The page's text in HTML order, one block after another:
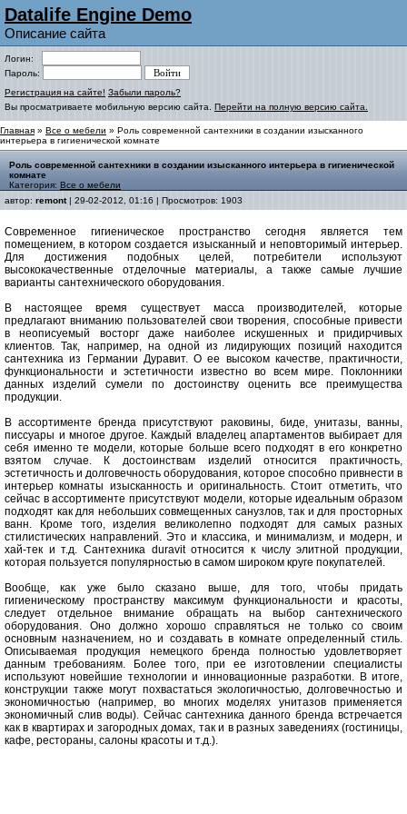
Datalife Engine Demo
Описание сайта
Логин:
Пароль:
Регистрация на сайте! Забыли пароль?
Вы просматриваете мобильную версию сайта. Перейти на полную версию сайта.
Главная » Все о мебели » Роль современной сантехники в создании изысканного
интерьера в гигиенической комнате
Роль современной сантехники в создании изысканного интерьера в гигиенической
комнате
Категория: Все о мебели
автор: remont| 29-02-2012, 01:16 | Просмотров: 1903
Современное гигиеническое пространство сегодня является тем
помещением, в котором создается изысканный и неповторимый интерьер.
Для достижения подобных целей, потребители используют
высококачественные отделочные материалы, а также самые лучшие
варианты сантехнического оборудования.
В настоящее время существует масса производителей, которые
предлагают вниманию пользователей свои творения, способные привести
в неописуемый восторг даже наиболее искушенных и придирчивых
клиентов. Так, например, на одной из лидирующих позиций находится
cантехника из Германии Дуравит. О ее высоком качестве, практичности,
функциональности и эстетичности известно во всем мире. Поклонники
данных изделий сумели по достоинству оценить все преимущества
продукции.
В ассортименте бренда присутствуют раковины, биде, унитазы, ванны,
писсуары и многое другое. Каждый владелец апартаментов выбирает для
себя именно те модели, которые больше всего подходят в его конкретно
взятом случае. К достоинствам изделий относится практичность,
эстетичность и долговечность оборудования, которое способно привнести в
интерьер комнаты изысканность и оригинальность. Стоит отметить, что
сейчас в ассортименте присутствуют модели, которые идеальным образом
подходят как для небольших совмещенных санузлов, так и для просторных
ванн. Кроме того, изделия великолепно подходят для самых разных
стилистических направлений. Это и классика, и минимализм, и модерн, и
хай-тек и т.д. Сантехника duravit относится к числу элитной продукции,
которая пользуется популярностью в самом широком круге покупателей.
Вообще, как уже было сказано выше, для того, чтобы придать
гигиеническому пространству максимум функциональности и красоты,
следует отдельное внимание обращать на выбор сантехнического
оборудования. Оно должно хорошо справляться не только со своим
основным назначением, но и создавать в комнате определенный стиль.
Описываемая продукция немецкого бренда полностью удовлетворяет
данным требованиям. Более того, при ее изготовлении специалисты
используют новейшие технологии и инновационные разработки. В итоге,
конструкции также могут похвастаться экологичностью, долговечностью и
экономичностью (например, во многих моделях унитазов применяется
экономичный слив воды). Сейчас сантехника данного бренда встречается
как в квартирах и загородных домах, так и в разных заведениях (гостиницы,
кафе, рестораны, салоны красоты и т.д.).